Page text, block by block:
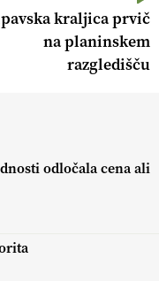
kraljica prvič
na planinskem
razgledišču
odločala cena ali